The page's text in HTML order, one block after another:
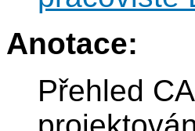
Anotace:
Přehled